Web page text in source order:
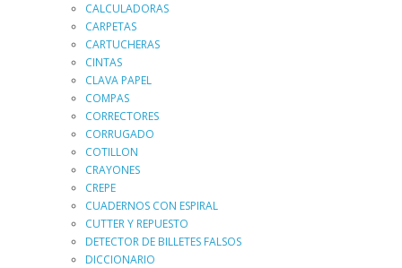
CALCULADORAS
CARPETAS
CARTUCHERAS
CINTAS
CLAVA PAPEL
COMPAS
CORRECTORES
CORRUGADO
COTILLON
CRAYONES
CREPE
CUADERNOS CON ESPIRAL
CUTTER Y REPUESTO
DETECTOR DE BILLETES FALSOS
DICCIONARIO